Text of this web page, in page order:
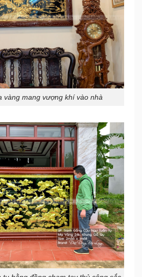
vàng mang vượng khí vào nhà